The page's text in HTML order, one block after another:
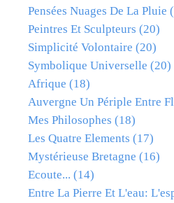
Pensées Nuages De La Pluie
Peintres Et Sculpteurs (20)
Simplicité Volontaire (20)
Symbolique Universelle (20)
Afrique (18)
Auvergne Un Périple Entre
Mes Philosophes (18)
Les Quatre Elements (17)
Mystérieuse Bretagne (16)
Ecoute... (14)
Entre La Pierre Et L'eau: